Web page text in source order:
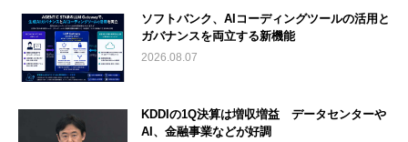
ソフトバンク、AIコーディングツールの活用と
ガバナンスを両立する新機能
2026.08.07
KDDIの1Q決算は増収増益 データセンターや
AI、金融事業などが好調